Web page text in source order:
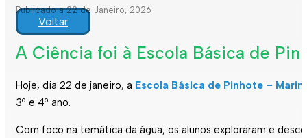
Publicado a 22 de Janeiro, 2026
Voltar
A Ciência foi à Escola Básica de
Hoje, dia 22 de janeiro, a Escola Básica de Pinhote –
3º e 4º ano.
Com foco na temática da água, os alunos exploraram e